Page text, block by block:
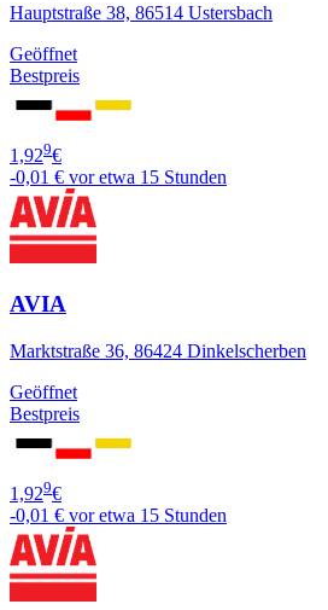
Hauptstraße 38, 86514 Ustersbach
Geöffnet
Bestpreis
1,929€
-0,01 € vor etwa 15 Stunden
AVIA
Marktstraße 36, 86424 Dinkelscherben
Geöffnet
Bestpreis
1,929€
-0,01 € vor etwa 15 Stunden